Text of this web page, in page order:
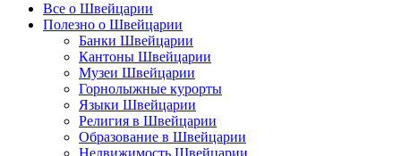
Все о Швейцарии
Полезно о Швейцарии
Банки Швейцарии
Кантоны Швейцарии
Музеи Швейцарии
Горнолыжные курорты
Языки Швейцарии
Религия в Швейцарии
Образование в Швейцарии